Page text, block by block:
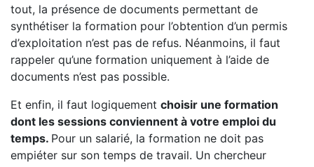
tout, la présence de documents permettant de
synthétiser la formation pour l’obtention d’un permis
d’exploitation n’est pas de refus. Néanmoins, il faut
rappeler qu’une formation uniquement à l’aide de
documents n’est pas possible.
Et enfin, il faut logiquement choisir une formation
dont les sessions conviennent à votre emploi du
temps. Pour un salarié, la formation ne doit pas
empiéter sur son temps de travail. Un chercheur